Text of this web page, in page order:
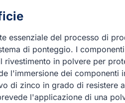
essenziale del processo di
di ponteggio. I
rivestimento in polvere per
l'immersione dei componenti
di zinco in grado di resistere
l'applicazione di una